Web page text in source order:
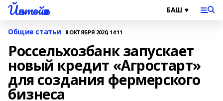
Йәнтөйәк
Общие статьи 8 ОКТЯБРЯ 2020, 14:11
Россельхозбанк запускает
новый кредит «Агростарт»
для создания фермерского
бизнеса